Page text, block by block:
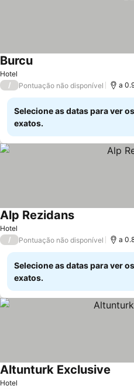
Hotel
BurcuVer preços
/ Pontuação não disponível a
Selecione as datas para ver
exatos.
Hotel
Alp RezidansVer preços
/ Pontuação não disponível a
Selecione as datas para ver
exatos.
Hotel
Altunturk Exclusive